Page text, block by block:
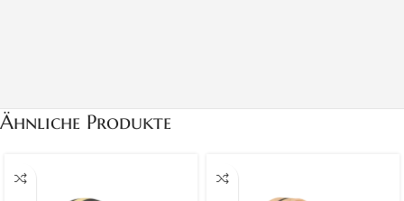
Ähnliche Produkte